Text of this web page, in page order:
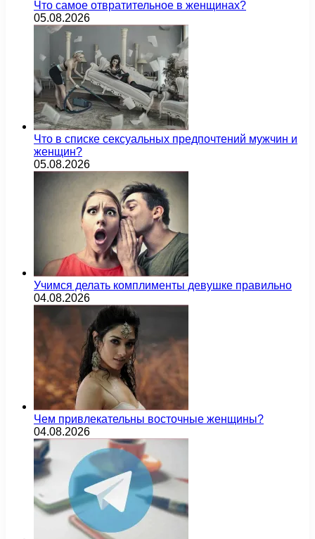
Что самое отвратительное в женщинах?
05.08.2026
Что в списке сексуальных предпочтений мужчин и
женщин?
05.08.2026
Учимся делать комплименты девушке правильно
04.08.2026
Чем привлекательны восточные женщины?
04.08.2026